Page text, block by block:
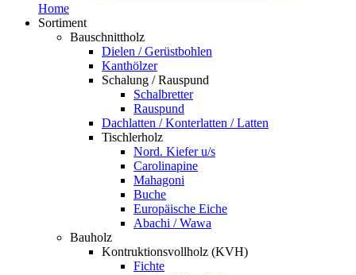
Home
Sortiment
Bauschnittholz
Dielen / Gerüstbohlen
Kanthölzer
Schalung / Rauspund
Schalbretter
Rauspund
Dachlatten / Konterlatten / Latten
Tischlerholz
Nord. Kiefer u/s
Carolinapine
Mahagoni
Buche
Europäische Eiche
Abachi / Wawa
Bauholz
Kontruktionsvollholz (KVH)
Fichte